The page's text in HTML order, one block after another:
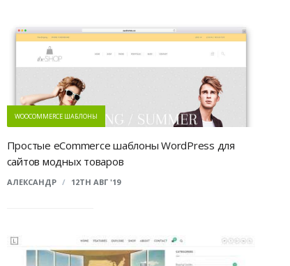
WOOCOMMERCE ШАБЛОНЫ
Простые eCommerce шаблоны WordPress для
сайтов модных товаров
АЛЕКСАНДР / 12TH АВГ '19